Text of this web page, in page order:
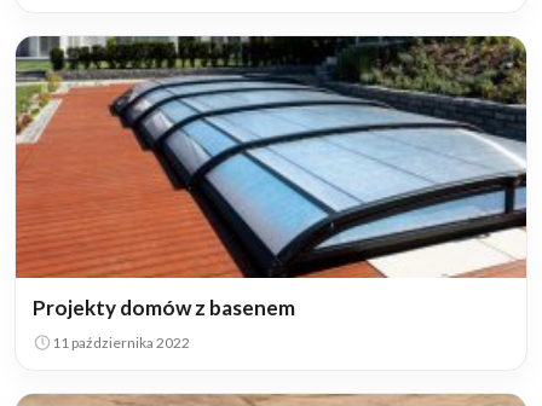
Projekty domów z basenem
11 października 2022